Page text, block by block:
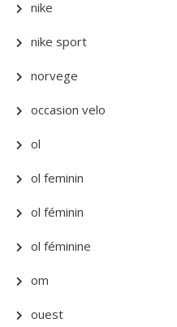
nike
nike sport
norvege
occasion velo
ol
ol feminin
ol féminin
ol féminine
om
ouest